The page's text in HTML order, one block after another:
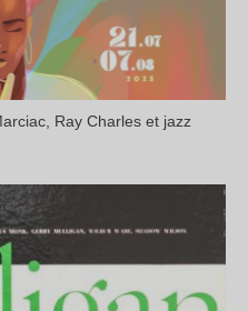
Ray Charles et jazz